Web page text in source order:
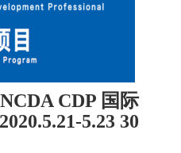
CDP 国际
5.23 30